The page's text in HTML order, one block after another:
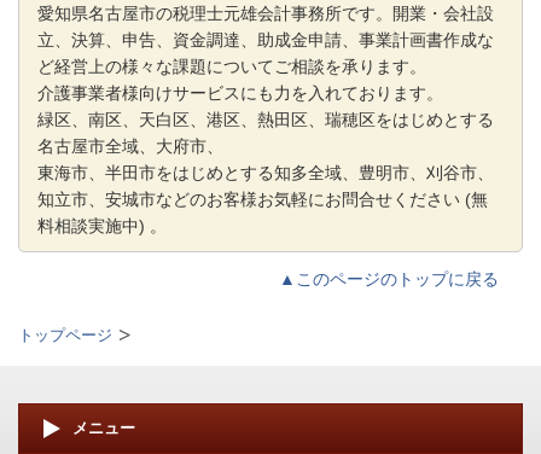
愛知県名古屋市の税理士元雄会計事務所です。開業・会社設
立、決算、申告、資金調達、助成金申請、事業計画書作成な
ど経営上の様々な課題についてご相談を承ります。
介護事業者様向けサービスにも力を入れております。
緑区、南区、天白区、港区、熱田区、瑞穂区をはじめとする
名古屋市全域、大府市、
東海市、半田市をはじめとする知多全域、豊明市、刈谷市、
知立市、安城市などのお客様お気軽にお問合せください (無
料相談実施中) 。
▲このページのトップに戻る
トップページ
メニュー